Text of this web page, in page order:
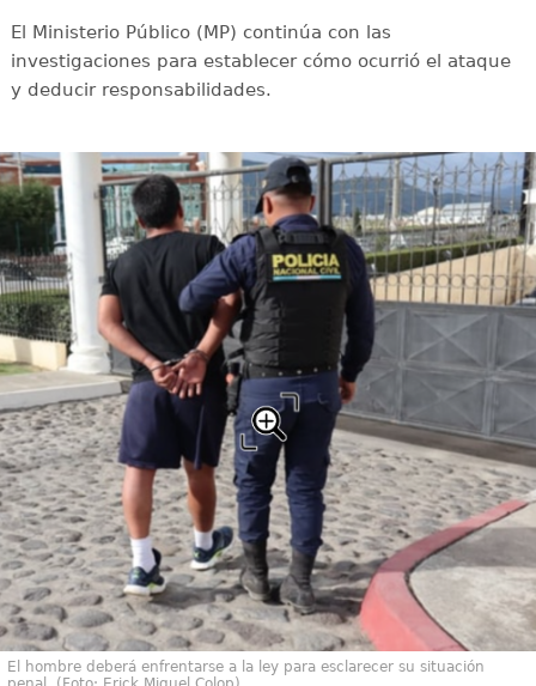
El Ministerio Público (MP) continúa con las
investigaciones para establecer cómo ocurrió el ataque
y deducir responsabilidades.
El hombre deberá enfrentarse a la ley para esclarecer su situación